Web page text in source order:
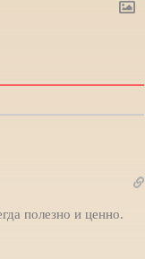
полезно и ценно.